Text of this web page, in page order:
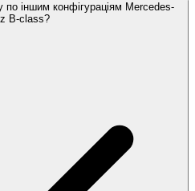
по іншим конфігураціям Mercedes-
B-class?